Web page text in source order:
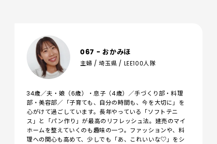
067 - おかみほ
主婦 / 埼玉県 / LEE100人隊
34歳／夫・娘（6歳）・息子（4歳）／手づくり部・料理
部・美容部／「子育ても、自分の時間も、今を大切に」を
心がけて過ごしています。長年やっている「ソフトテニ
ス」と「パン作り」が最高のリフレッシュ法。建売のマイ
ホームを整えていくのも趣味の一つ。ファッションや、料
理への関心も高めて、少しでも「あ、これいいな♡」をシ